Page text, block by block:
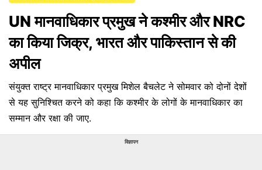
UN मानवाधिकार प्रमुख ने कश्मीर और NRC
का किया जिक्र, भारत और पाकिस्तान से की
अपील
संयुक्त राष्ट्र मानवाधिकार प्रमुख मिशेल बैचलेट ने सोमवार को दोनों देशों
से यह सुनिश्चित करने को कहा कि कश्मीर के लोगों के मानवाधिकार का
सम्मान और रक्षा की जाए.
विज्ञापन